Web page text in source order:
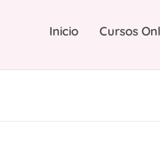
Inicio Cursos